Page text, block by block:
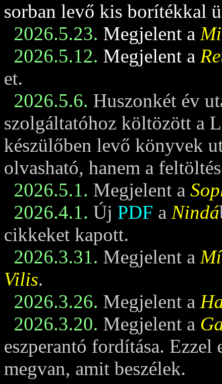
sorban levő kis borítékkal
2026.5.23. Megjelent a
2026.5.12. Megjelent a
et.
2026.5.6. Huszonkét év
szolgáltatóhoz költözött a
készülőben levő könyvek
olvasható, hanem a
2026.5.1. Megjelent a
2026.4.1. Új PDF a Nindá
cikkeket kapott.
2026.3.31. Megjelent a
Vilis.
2026.3.26. Megjelent a
2026.3.20. Megjelent a
eszperantó fordítása. Ezzel
megvan, amit beszélek.